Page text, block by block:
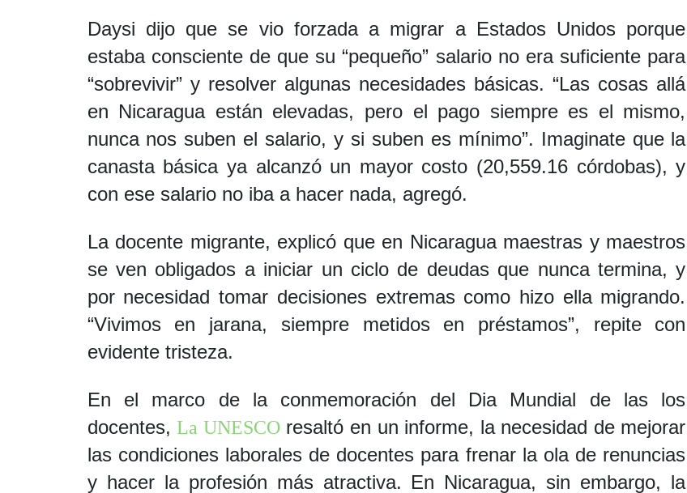
Daysi dijo que se vio forzada a migrar a Estados Unidos porque
estaba consciente de que su “pequeño” salario no era suficiente para
“sobrevivir” y resolver algunas necesidades básicas. “Las cosas allá
en Nicaragua están elevadas, pero el pago siempre es el mismo,
nunca nos suben el salario, y si suben es mínimo”. Imaginate que la
canasta básica ya alcanzó un mayor costo (20,559.16 córdobas), y
con ese salario no iba a hacer nada, agregó.
La docente migrante, explicó que en Nicaragua maestras y maestros
se ven obligados a iniciar un ciclo de deudas que nunca termina, y
por necesidad tomar decisiones extremas como hizo ella migrando.
“Vivimos en jarana, siempre metidos en préstamos”, repite con
evidente tristeza.
En el marco de la conmemoración del Dia Mundial de las los
docentes,La UNESCOresaltó en un informe, la necesidad de mejorar
las condiciones laborales de docentes para frenar la ola de renuncias
y hacer la profesión más atractiva. En Nicaragua, sin embargo, la